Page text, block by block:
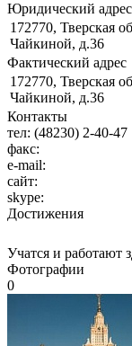
Юридический адрес
172770, Тверская
Чайкиной, д.36
Фактический адрес
172770, Тверская
Чайкиной, д.36
Контакты
тел: (48230) 2-40-47
факс:
e-mail:
сайт:
skype:
Достижения
Учатся и работают
Фотографии
0